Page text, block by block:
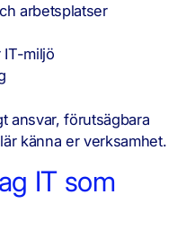
arbetsplatser
IT-miljö
ansvar, förutsägbara
känna er verksamhet.
IT som